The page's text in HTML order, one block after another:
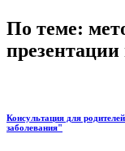
По теме:
Консультация для
заболевания"